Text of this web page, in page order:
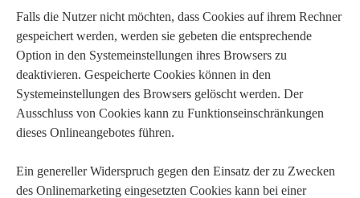
Falls die Nutzer nicht möchten, dass Cookies auf ihrem Rechner
gespeichert werden, werden sie gebeten die entsprechende
Option in den Systemeinstellungen ihres Browsers zu
deaktivieren. Gespeicherte Cookies können in den
Systemeinstellungen des Browsers gelöscht werden. Der
Ausschluss von Cookies kann zu Funktionseinschränkungen
dieses Onlineangebotes führen.
Ein genereller Widerspruch gegen den Einsatz der zu Zwecken
des Onlinemarketing eingesetzten Cookies kann bei einer